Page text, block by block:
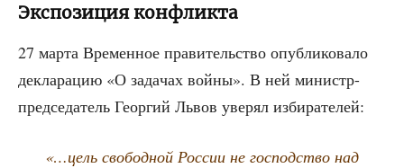
Экспозиция конфликта
27 мар­та Вре­мен­ное пра­ви­тель­ство опуб­ли­ко­ва­ло
декла­ра­цию «О зада­чах вой­ны». В ней министр-
пред­се­да­тель Геор­гий Львов уве­рял избирателей:
«…цель сво­бод­ной Рос­сии не гос­под­ство над